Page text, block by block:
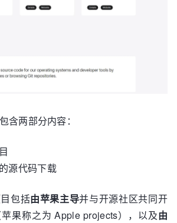
含两部分内容：
源代码下载
包括由苹果主导并与开源社区共同开
果称之为 Apple projects），以及由